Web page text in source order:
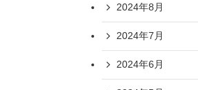
2024年8月
2024年7月
2024年6月